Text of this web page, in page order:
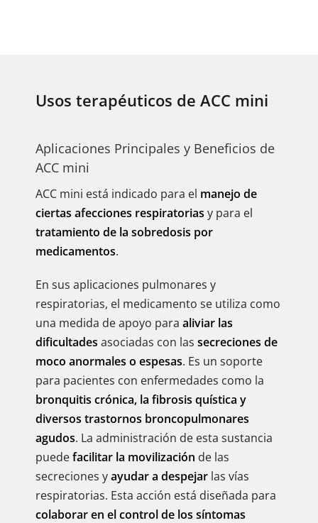
Usos terapéuticos de ACC mini
Aplicaciones Principales y Beneficios de
ACC mini
ACC mini está indicado para el manejo de
ciertas afecciones respiratorias y para el
tratamiento de la sobredosis por
medicamentos.
En sus aplicaciones pulmonares y
respiratorias, el medicamento se utiliza como
una medida de apoyo para aliviar las
dificultades asociadas con las secreciones de
moco anormales o espesas. Es un soporte
para pacientes con enfermedades como la
bronquitis crónica, la fibrosis quística y
diversos trastornos broncopulmonares
agudos. La administración de esta sustancia
puedefacilitar la movilización de las
secreciones yayudar a despejar las vías
respiratorias. Esta acción está diseñada para
colaborar en el control de los síntomas